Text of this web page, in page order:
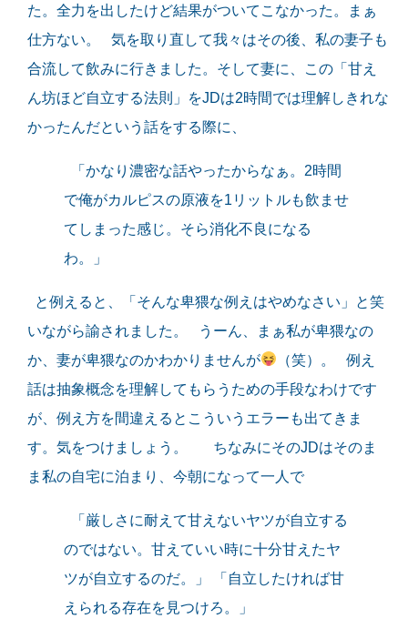
た。全力を出したけど結果がついてこなかった。まぁ
仕方ない。 気を取り直して我々はその後、私の妻子も
合流して飲みに行きました。そして妻に、この「甘え
ん坊ほど自立する法則」をJDは2時間では理解しきれな
かったんだという話をする際に、
「かなり濃密な話やったからなぁ。2時間
で俺がカルピスの原液を1リットルも飲ませ
てしまった感じ。そら消化不良になる
わ。」
と例えると、「そんな卑猥な例えはやめなさい」と笑
いながら諭されました。 うーん、まぁ私が卑猥なの
か、妻が卑猥なのかわかりませんが
（笑）。 例え
話は抽象概念を理解してもらうための手段なわけです
が、例え方を間違えるとこういうエラーも出てきま
す。気をつけましょう。 ちなみにそのJDはそのま
ま私の自宅に泊まり、今朝になって一人で
「厳しさに耐えて甘えないヤツが自立する
のではない。甘えていい時に十分甘えたヤ
ツが自立するのだ。」 「自立したければ甘
えられる存在を見つけろ。」